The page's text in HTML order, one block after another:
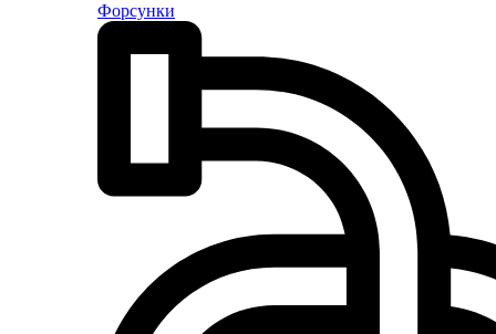
Форсунки